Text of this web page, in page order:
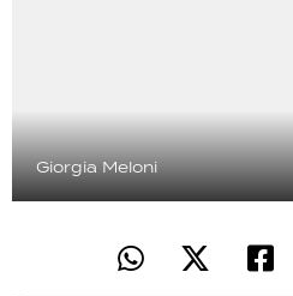
Giorgia Meloni